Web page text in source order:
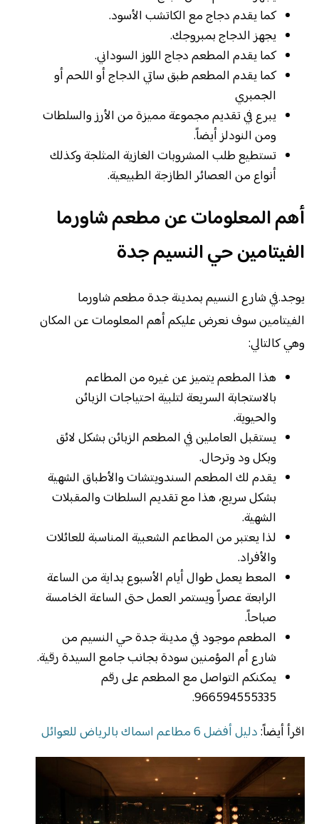
كما يقدم دجاج مع الكاتشب الأسود.
يجهز الدجاج بمبروجك.
كما يقدم المطعم دجاج اللوز السوداني.
كما يقدم المطعم طبق ساتي الدجاج أو اللحم أو
الجمبري
يبرع في تقديم مجموعة مميزة من الأرز والسلطات
ومن النودلز أيضاً.
تستطيع طلب المشروبات الغازية المثلجة وكذلك
أنواع من العصائر الطازجة الطبيعية.
أهم المعلومات عن مطعم شاورما
الفيتامين حي النسيم جدة
يوجد.في شارع النسيم بمدينة جدة مطعم شاورما
الفيتامين سوف نعرض عليكم أهم المعلومات عن المكان
وهي كالتالي:
هذا المطعم يتميز عن غيره من المطاعم
بالاستجابة السريعة لتلبية احتياجات الزبائن
والحيوية.
يستقبل العاملين في المطعم الزبائن بشكل لائق
وبكل ود وترحال.
يقدم لك المطعم السندويتشات والأطباق الشهية
بشكل سريع، هذا مع تقديم السلطات والمقبلات
الشهية.
لذا يعتبر من المطاعم الشعبية المناسبة للعائلات
والأفراد.
المعط يعمل طوال أيام الأسبوع بداية من الساعة
الرابعة عصراً ويستمر العمل حتى الساعة الخامسة
صباحاً.
المطعم موجود في مدينة جدة حي النسيم من
شارع أم المؤمنين سودة بجانب جامع السيدة رقية.
يمكنكم التواصل مع المطعم على رقم
966594555335.
اقرأ أيضاً:دليل أفضل 6 مطاعم اسماك بالرياض للعوائل